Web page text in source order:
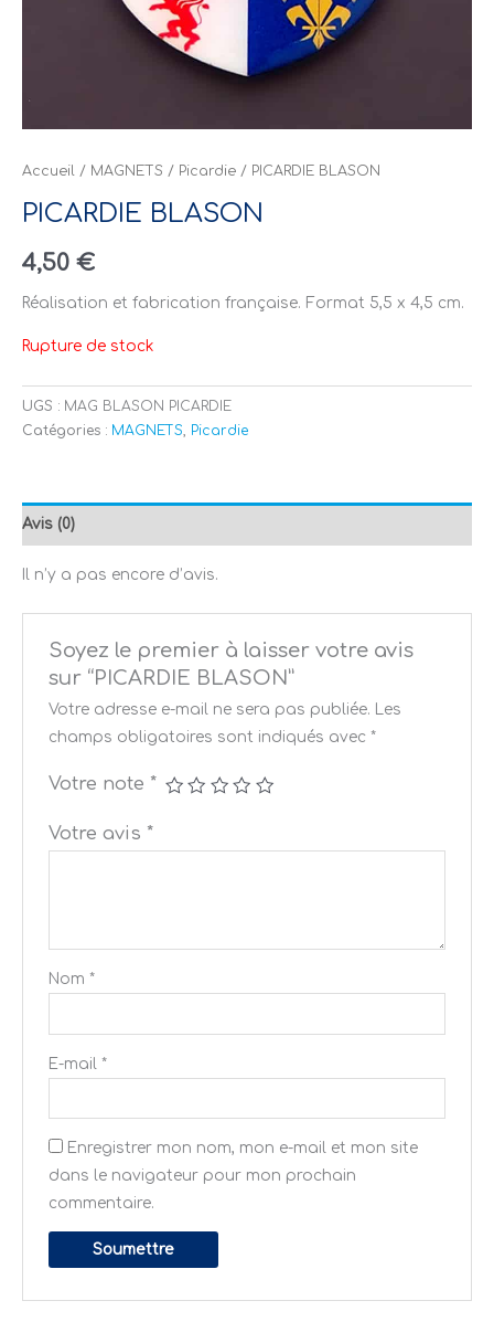
Accueil / MAGNETS / Picardie / PICARDIE BLASON
PICARDIE BLASON
4,50 €
Réalisation et fabrication française. Format 5,5 x 4,5 cm.
Rupture de stock
UGS : MAG BLASON PICARDIE
Catégories : MAGNETS Picardie
Avis (0)
Il n’y a pas encore d’avis.
Soyez le premier à laisser votre avis
sur “PICARDIE BLASON”
Votre adresse e-mail ne sera pas publiée. Les
champs obligatoires sont indiqués avec *
Votre note *
Votre avis *
Nom *
E-mail *
Enregistrer mon nom, mon e-mail et mon site
dans le navigateur pour mon prochain
commentaire.